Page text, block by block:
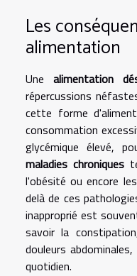
Les
alimentation
Une alimentation
répercussions
cette forme
consommation
glycémique élevé,
maladies chroniques
l'obésité ou encore
delà de ces
inapproprié est
savoir la
douleurs
quotidien.